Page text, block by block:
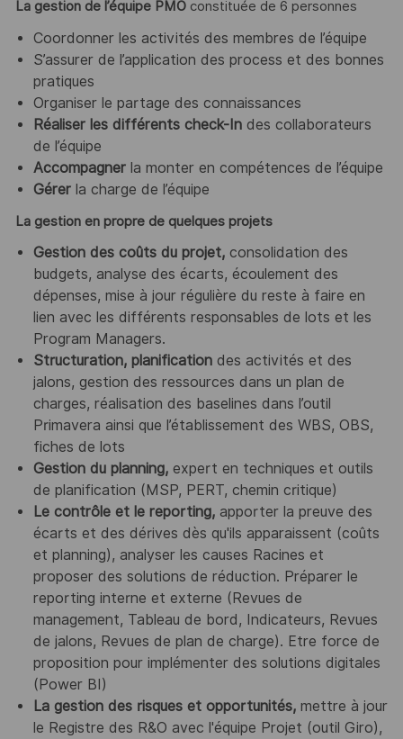
La gestion de l’équipe PMOconstituée de 6 personnes
Coordonner les activités des membres de l’équipe
S’assurer de l’application des process et des bonnes
pratiques
Organiser le partage des connaissances
Réaliser les différents check-In des collaborateurs
de l’équipe
Accompagner la monter en compétences de l’équipe
Gérer la charge de l’équipe
La gestion en propre de quelques projets
Gestion des coûts du projet,consolidation des
budgets, analyse des écarts, écoulement des
dépenses, mise à jour régulière du reste à faire en
lien avec les différents responsables de lots et les
Program Managers.
Structuration, planification des activités et des
jalons, gestion des ressources dans un plan de
charges, réalisation des baselines dans l’outil
Primavera ainsi que l’établissement des WBS, OBS,
fiches de lots
Gestion du planning, expert en techniques et outils
de planification (MSP, PERT, chemin critique)
Le contrôle et le reporting, apporter la preuve des
écarts et des dérives dès qu'ils apparaissent (coûts
et planning), analyser les causes Racines et
proposer des solutions de réduction. Préparer le
reporting interne et externe (Revues de
management, Tableau de bord, Indicateurs, Revues
de jalons, Revues de plan de charge). Etre force de
proposition pour implémenter des solutions digitales
(Power BI)
La gestion des risques et opportunités, mettre à jour
le Registre des R&O avec l'équipe Projet (outil Giro),